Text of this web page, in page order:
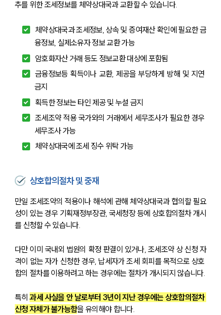
추를 위한 조세정보를 체약상대국과 교환할 수 있습니다.
체약상대국과 조세정보, 상속 및 증여재산 확인에 필요한 금
융정보, 실제소유자 정보 교환 가능
암호화자산 거래 등도 정보교환 대상에 포함됨
금융정보등 획득이나 교환, 제공을 부당하게 방해 및 지연
금지
획득한 정보는 타인 제공 및 누설 금지
조세조약 적용 국가와의 거래에서 세무조사가 필요한 경우
세무조사 가능
체약상대국에 조세 징수 위탁 가능
상호합의절차 및 중재
만일 조세조약의 적용이나 해석에 관해 체약상대국과 협의할 필요
성이 있는 경우 기획재정부장관, 국세청장 등에 상호합의절차 개시
를 신청할 수 있습니다.
다만 이미 국내외 법원의 확정 판결이 있거나, 조세조약 상 신청 자
격이 없는 자가 신청한 경우, 납세자가 조세 회피를 목적으로 상호
합의 절차를 이용하려고 하는 경우에는 절차가 개시되지 않습니다.
특히 과세 사실을 안 날로부터 3년이 지난 경우에는 상호합의절차
신청 자체가 불가능함을 유의해야 합니다.